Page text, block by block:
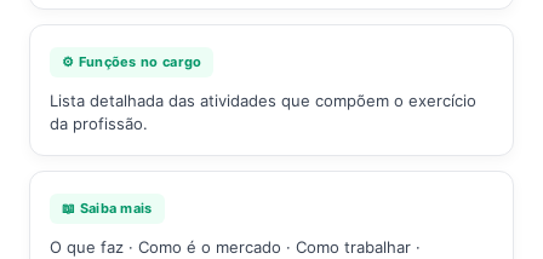
⚙️ Funções no cargo
Lista detalhada das atividades que compõem o exercício
da profissão.
📖 Saiba mais
O que faz · Como é o mercado · Como trabalhar ·